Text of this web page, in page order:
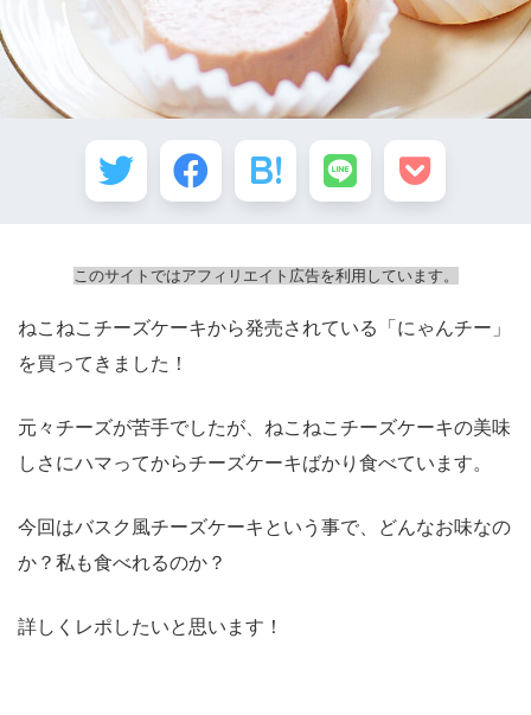
このサイトではアフィリエイト広告を利用しています。
ねこねこチーズケーキから発売されている「にゃんチー」
を買ってきました！
元々チーズが苦手でしたが、ねこねこチーズケーキの美味
しさにハマってからチーズケーキばかり食べています。
今回はバスク風チーズケーキという事で、どんなお味なの
か？私も食べれるのか？
詳しくレポしたいと思います！